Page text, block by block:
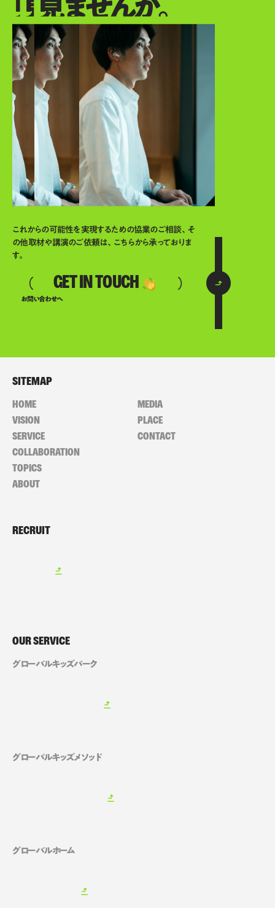
見ませんか。
見ませんか。
見ませんか。
次の景色を見ませんか。
これからの可能性を実現するための協業のご相談、そ
の他取材や講演のご依頼は、こちらから承っておりま
す。
GET IN TOUCH
お問い合わせへ
SITEMAP
HOME
VISION
SERVICE
COLLABORATION
TOPICS
ABOUT
MEDIA
PLACE
CONTACT
RECRUIT
OUR SERVICE
グローバルキッズパーク
グローバルキッズメソッド
グローバルホーム